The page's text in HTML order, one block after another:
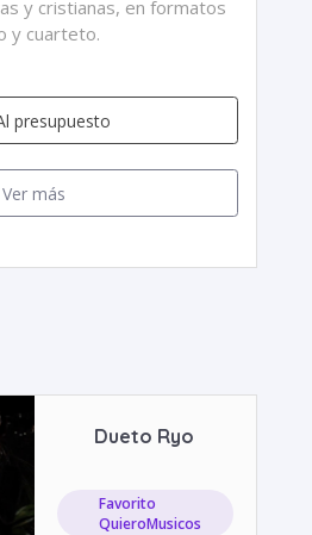
y cristianas, en formatos
y cuarteto.
presupuesto
Ver más
Dueto Ryo
Favorito
QuieroMusicos